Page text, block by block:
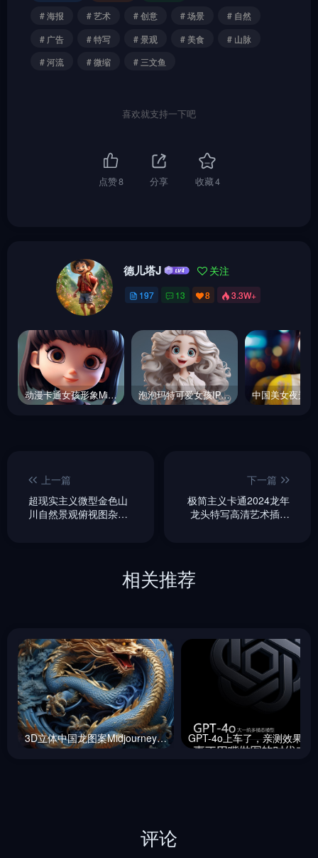
# 海报
# 艺术 # 创意 # 场景
# 自然
# 广告
# 特写 # 景观 # 美食
# 山脉
# 河流
# 微缩 # 三文鱼
喜欢就支持一下吧
点赞8 分享 收藏4
德儿塔J 关注
197 13 8 3.3W+
动漫卡通女孩形象Midjourney关键词 泡泡玛特可爱女孩IP手办midjourney关键词
上一篇
超现实主义微型金色山
川自然景观俯视图杂志
下一篇
极简主义卡通2024龙年
龙头特写高清艺术插图
相关推荐
3D立体中国龙图案Midjourney咒语
评论